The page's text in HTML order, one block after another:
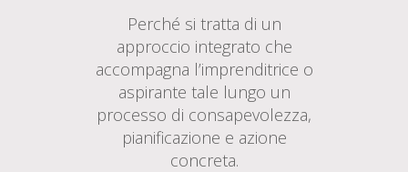
Perché si tratta di un
approccio integrato che
accompagna l’imprenditrice o
aspirante tale lungo un
processo di consapevolezza,
pianificazione e azione
concreta.